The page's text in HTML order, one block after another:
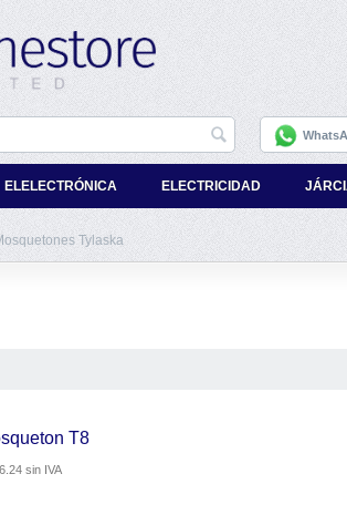
ELELECTRÓNICA ELECTRICIDAD
Tylaska
T8
sin IVA